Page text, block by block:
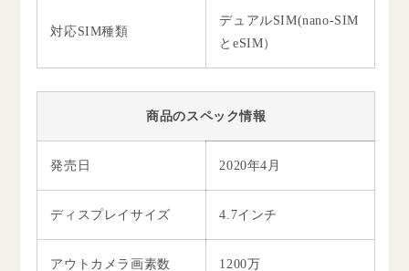
対応SIM種類
デュアルSIM(nano-SIM
とeSIM）
商品のスペック情報
発売日 2020年4月
ディスプレイサイズ 4.7インチ
アウトカメラ画素数 1200万